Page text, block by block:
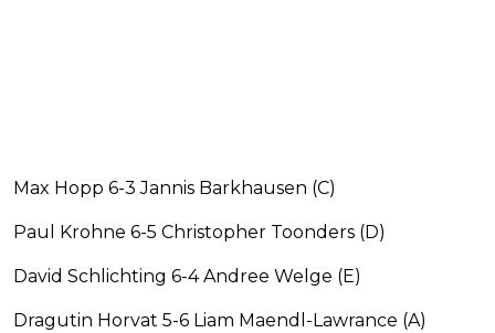
Max Hopp 6-3 Jannis Barkhausen (C)
Paul Krohne 6-5 Christopher Toonders (D)
David Schlichting 6-4 Andree Welge (E)
Dragutin Horvat 5-6 Liam Maendl-Lawrance (A)